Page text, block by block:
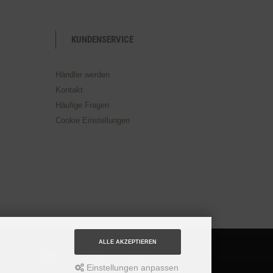
KUNDENSERVICE
Händler werden
Kontakt
Häufige Fragen
Cookie Einstellungen
ALLE AKZEPTIEREN
Einstellungen anpassen